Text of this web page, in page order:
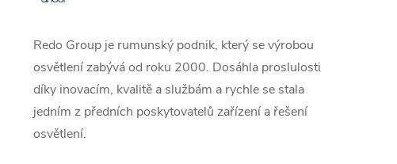
Redo Group je rumunský podnik, který se výrobou
osvětlení zabývá od roku 2000. Dosáhla proslulosti
díky inovacím, kvalitě a službám a rychle se stala
jedním z předních poskytovatelů zařízení a řešení
osvětlení.